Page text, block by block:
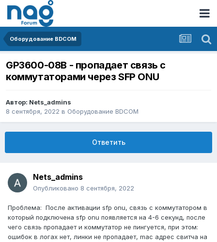
Оборудование BDCOM
GP3600-08B - пропадает связь с
коммутаторами через SFP ONU
Автор: Nets_admins
8 сентября, 2022 в Оборудование BDCOM
Ответить
Nets_admins
Опубликовано 8 сентября, 2022
Проблема: После активации sfp onu, связь с коммутатором в
который подключена sfp onu появляется на 4-6 секунд, после
чего связь пропадает и коммутатор не пингуется, при этом:
ошибок в логах нет, линки не пропадает, mac адрес свитча на